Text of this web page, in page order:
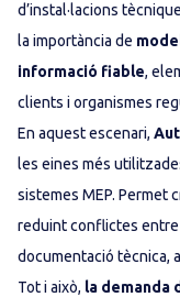
d’instal·lacions
la importància de
informació fiable,
clients i organismes
En aquest escenari,
les eines més
sistemes MEP. Permet
reduint conflictes
documentació tècnica,
Tot i això, la demanda